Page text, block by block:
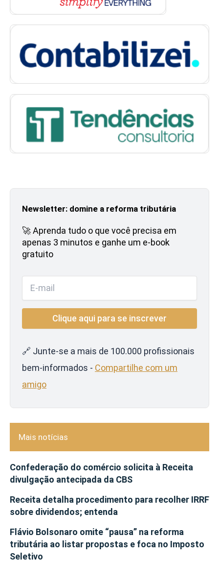
Newsletter: domine a reforma tributária
🚀 Aprenda tudo o que você precisa em
apenas 3 minutos e ganhe um e-book
gratuito
🔗 Junte-se a mais de 100.000 profissionais
bem-informados - Compartilhe com um
amigo
Mais notícias
Confederação do comércio solicita à Receita
divulgação antecipada da CBS
Receita detalha procedimento para recolher IRRF
sobre dividendos; entenda
Flávio Bolsonaro omite “pausa” na reforma
tributária ao listar propostas e foca no Imposto
Seletivo